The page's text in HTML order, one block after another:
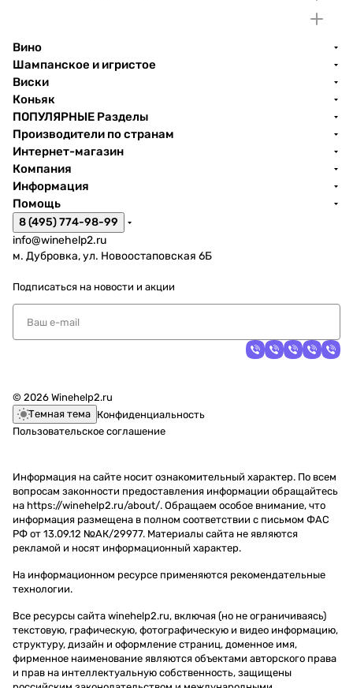
Вино
Шампанское и игристое
Виски
Коньяк
ПОПУЛЯРНЫЕ Разделы
Производители по странам
Интернет-магазин
Компания
Информация
Помощь
8 (495) 774-98-99
info@winehelp2.ru
м. Дубровка, ул. Новоостаповская 6Б
Подписаться на новости и акции
© 2026 Winehelp2.ru
Темная тема Конфиденциальность
Пользовательское соглашение
Информация на сайте носит ознакомительный характер. По всем
вопросам законности предоставления информации обращайтесь
на https://winehelp2.ru/about/. Обращаем особое внимание, что
информация размещена в полном соответствии с письмом ФАС
РФ от 13.09.12 №АК/29977. Материалы сайта не являются
рекламой и носят информационный характер.
На информационном ресурсе применяются рекомендательные
технологии.
Все ресурсы сайта winehelp2.ru, включая (но не ограничиваясь)
текстовую, графическую, фотографическую и видео информацию,
структуру, дизайн и оформление страниц, доменное имя,
фирменное наименование являются объектами авторского права
и прав на интеллектуальную собственность, защищены